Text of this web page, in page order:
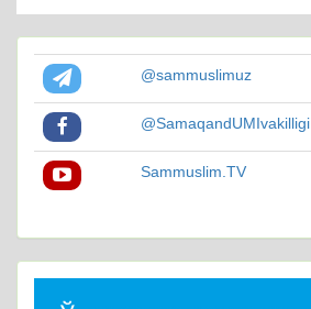
@sammuslimuz
@SamaqandUMIvakilligi
Sammuslim.TV